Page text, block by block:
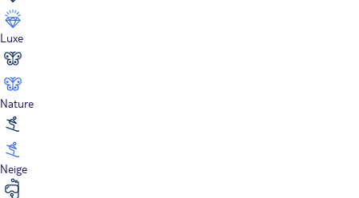
Luxe
Nature
Neige